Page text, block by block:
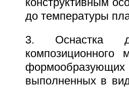
конструктивным
до температуры
3. Оснастка
композиционного
формообразующих
выполненных в